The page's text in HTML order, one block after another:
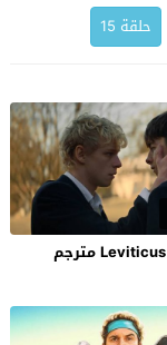
حلقة 15